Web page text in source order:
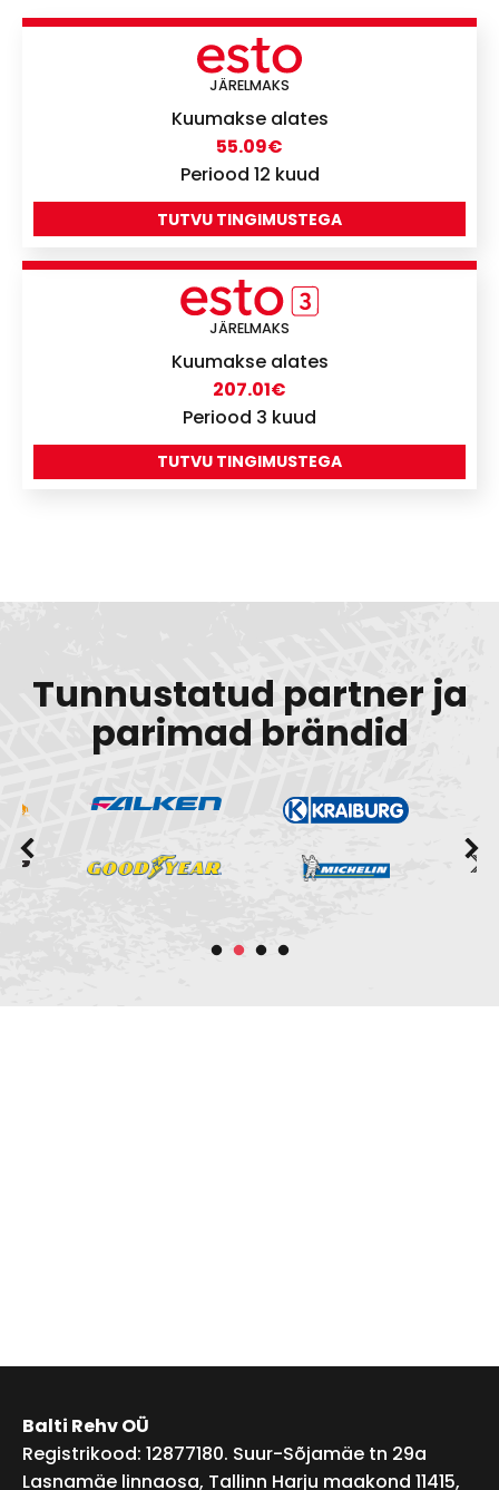
JÄRELMAKS
Kuumakse alates
55.09€
Periood 12 kuud
TUTVU TINGIMUSTEGA
JÄRELMAKS
Kuumakse alates
207.01€
Periood 3 kuud
TUTVU TINGIMUSTEGA
Tunnustatud partner ja
parimad brändid
Balti Rehv OÜ
Registrikood: 12877180. Suur-Sõjamäe tn 29a
Lasnamäe linnaosa, Tallinn Harju maakond 11415,